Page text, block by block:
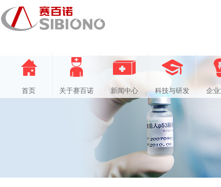
首页 关于赛百诺 新闻中心 科技与研发 企